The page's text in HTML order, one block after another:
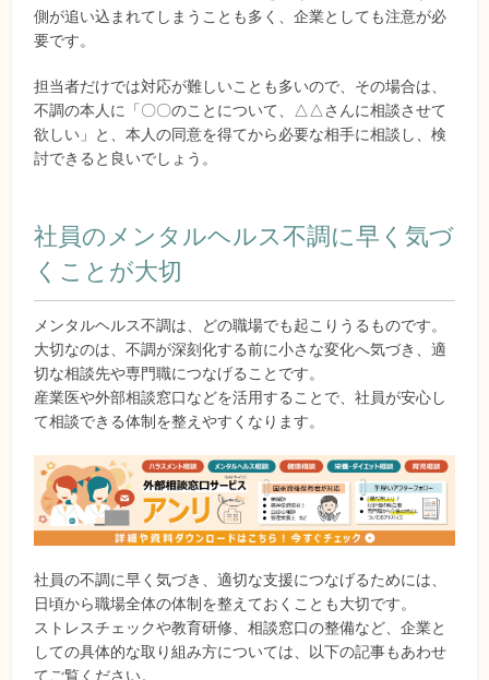
側が追い込まれてしまうことも多く、企業としても注意が必
要です。
担当者だけでは対応が難しいことも多いので、その場合は、
不調の本人に「〇〇のことについて、△△さんに相談させて
欲しい」と、本人の同意を得てから必要な相手に相談し、検
討できると良いでしょう。
社員のメンタルヘルス不調に早く気づ
くことが大切
メンタルヘルス不調は、どの職場でも起こりうるものです。
大切なのは、不調が深刻化する前に小さな変化へ気づき、適
切な相談先や専門職につなげることです。
産業医や外部相談窓口などを活用することで、社員が安心し
て相談できる体制を整えやすくなります。
社員の不調に早く気づき、適切な支援につなげるためには、
日頃から職場全体の体制を整えておくことも大切です。
ストレスチェックや教育研修、相談窓口の整備など、企業と
しての具体的な取り組み方については、以下の記事もあわせ
てご覧ください。